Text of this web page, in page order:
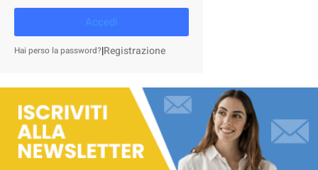
Accedi
Hai perso la password?|Registrazione